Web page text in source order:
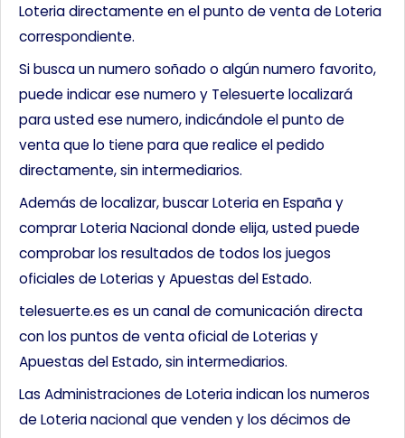
Loteria directamente en el punto de venta de Loteria
correspondiente.
Si busca un numero soñado o algún numero favorito,
puede indicar ese numero y Telesuerte localizará
para usted ese numero, indicándole el punto de
venta que lo tiene para que realice el pedido
directamente, sin intermediarios.
Además de localizar, buscar Loteria en España y
comprar Loteria Nacional donde elija, usted puede
comprobar los resultados de todos los juegos
oficiales de Loterias y Apuestas del Estado.
telesuerte.es es un canal de comunicación directa
con los puntos de venta oficial de Loterias y
Apuestas del Estado, sin intermediarios.
Las Administraciones de Loteria indican los numeros
de Loteria nacional que venden y los décimos de